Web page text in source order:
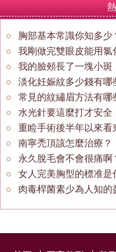
胸部基本常識你知多少
我剛做完雙眼皮能用氯
我的臉頰長了一塊小斑
淡化妊娠紋多少錢有哪
常見的紋繡眉方法有哪
水光針要這麼打才安全
重睑手術後半年以來看
南寧禿頂該怎麼治療？
永久脫毛會不會很痛啊
女人完美胸型的標准是
肉毒桿菌素少為人知的